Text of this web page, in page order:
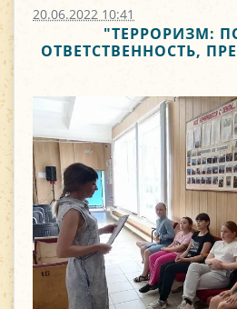
20.06.2022 10:41
"ТЕРРОРИЗМ:
ОТВЕТСТВЕННОСТЬ,